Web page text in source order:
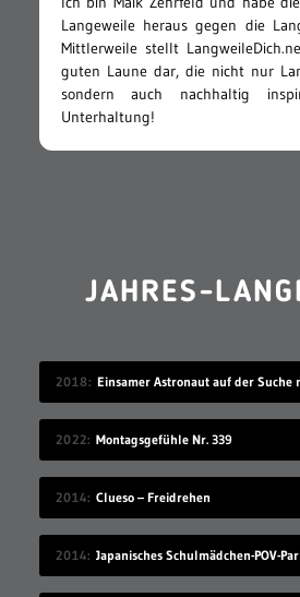
Langeweile heraus gegen die
Mittlerweile stellt
guten Laune dar, die nicht nur
sondern auch nachhaltig
Unterhaltung!
JAHRES-
2018
2022 Montagsgefühle Nr. 339
2014 Clueso – Freidrehen
2014 Japanisches Schulmädchen-POV-